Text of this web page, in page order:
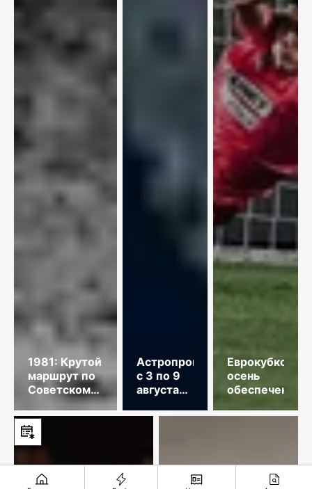
1981: Крутой
маршрут по
Советскому
Союзу
Астропрогноз
с 3 по 9
августа
года
Еврокубковая
осень
обеспечена